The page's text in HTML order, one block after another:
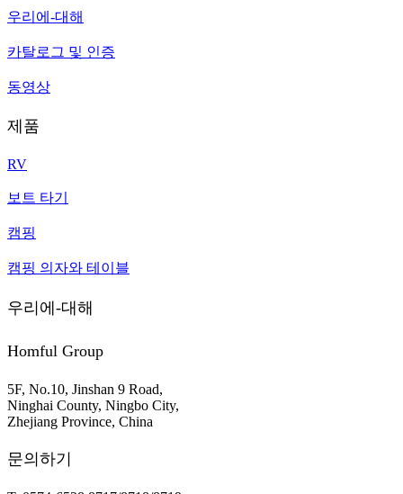
우리에-대해
카탈로그 및 인증
동영상
제품
RV
보트 타기
캠핑
캠핑 의자와 테이블
우리에-대해
Homful Group
5F, No.10, Jinshan 9 Road,
Ninghai County, Ningbo City,
Zhejiang Province, China
문의하기